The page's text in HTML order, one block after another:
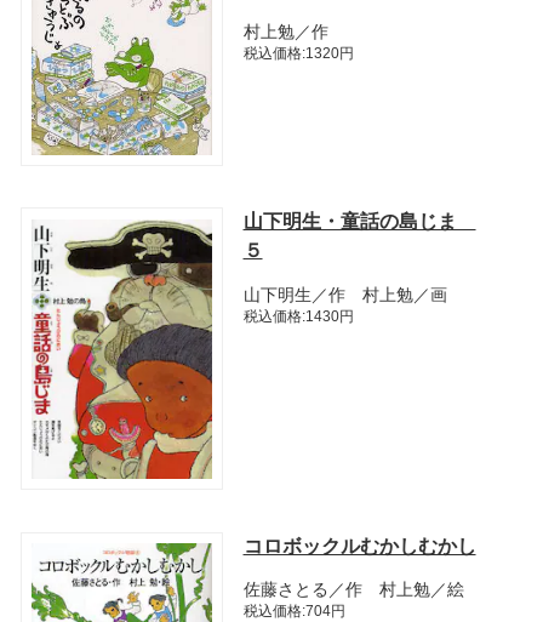
村上勉／作
税込価格:1320円
山下明生・童話の島じま
５
山下明生／作 村上勉／画
税込価格:1430円
コロボックルむかしむかし
佐藤さとる／作 村上勉／絵
税込価格:704円